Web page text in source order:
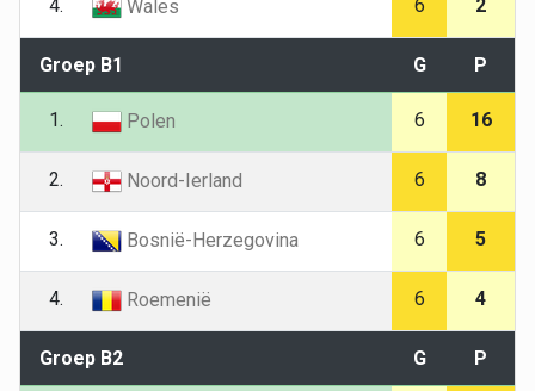
4. Wales 6 2
Groep B1 G P
1. Polen 6 16
2. Noord-Ierland 6 8
3. Bosnië-Herzegovina 6 5
4. Roemenië 6 4
Groep B2 G P